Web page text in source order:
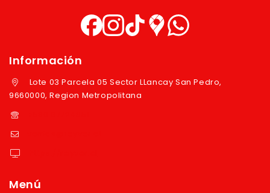
Información
Lote 03 Parcela 05 Sector LLancay San Pedro,
9660000, Region Metropolitana
Menú